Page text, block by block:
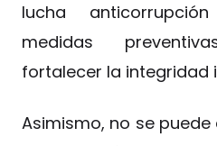
lucha
medidas
fortalecer la integridad
Asimismo, no se